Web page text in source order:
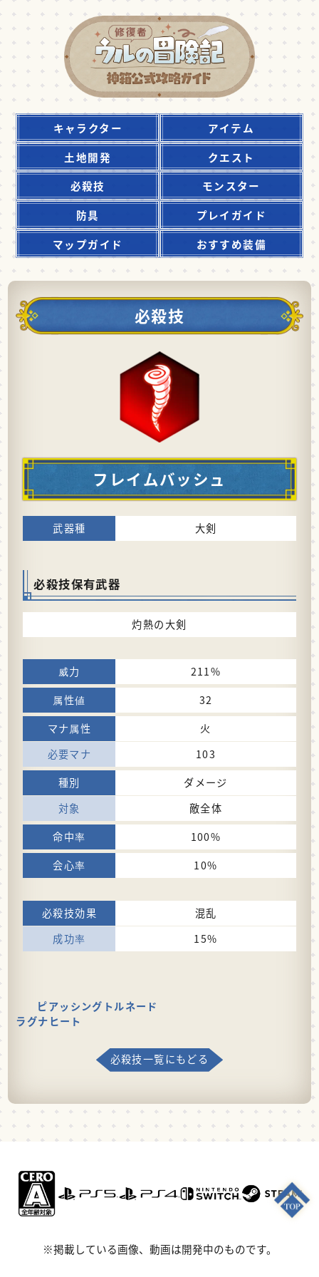
キャラクター
アイテム
土地開発
クエスト
必殺技
モンスター
防具
プレイガイド
マップガイド
おすすめ装備
必殺技
フレイムバッシュ
大剣
必殺技保有武器
灼熱の大剣
211%
32
火
103
ダメージ
敵全体
100%
10%
混乱
15%
ピアッシングトルネード
ラグナヒート
必殺技一覧にもどる
※掲載している画像、動画は開発中のものです。